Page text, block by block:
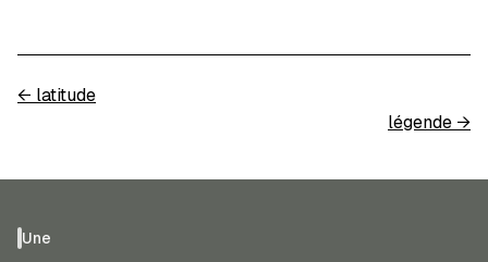
← latitude
légende →
Une